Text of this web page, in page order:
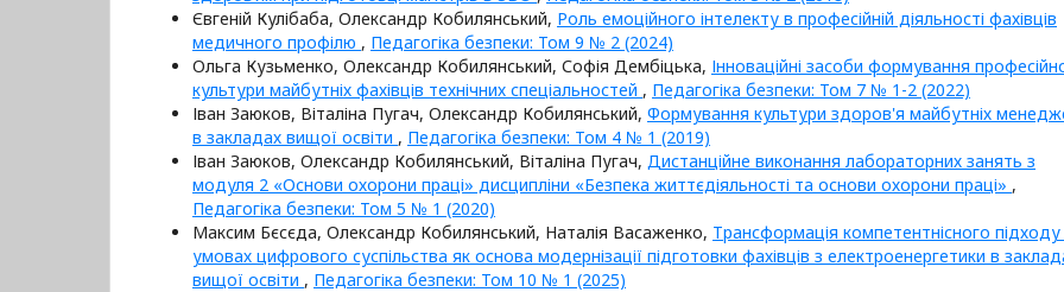
Євгеній Кулібаба, Олександр Кобилянський, Роль емоційного інтелекту в професійній діяльності фахівців
медичного профілю , Педагогіка безпеки: Том 9 № 2 (2024)
Ольга Кузьменко, Олександр Кобилянський, Софія Дембіцька, Інноваційні засоби формування
культури майбутніх фахівців технічних спеціальностей , Педагогіка безпеки: Том 7 № 1-2 (2022)
Іван Заюков, Віталіна Пугач, Олександр Кобилянський, Формування культури здоров'я майбутніх
в закладах вищої освіти , Педагогіка безпеки: Том 4 № 1 (2019)
Іван Заюков, Олександр Кобилянський, Віталіна Пугач, Дистанційне виконання лабораторних занять з
модуля 2 «Основи охорони праці» дисципліни «Безпека життєдіяльності та основи охорони праці» ,
Педагогіка безпеки: Том 5 № 1 (2020)
Максим Бєсєда, Олександр Кобилянський, Наталія Васаженко, Tрансформація компетентнісного
умовах цифрового суспільства як основа модернізації підготовки фахівців з електроенергетики в
вищої освіти , Педагогіка безпеки: Том 10 № 1 (2025)